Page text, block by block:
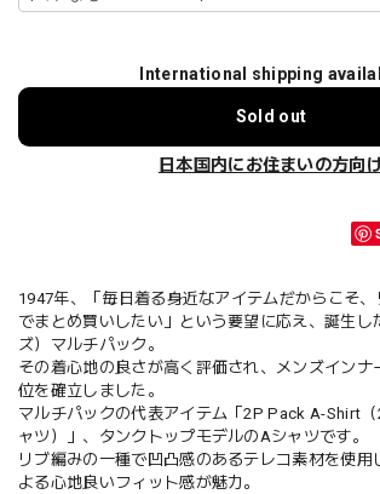
International shipping
Sold out
日本国内にお住まいの方向
1947年、「毎日着る身近なアイテムだからこそ
でまとめ買いしたい」という要望に応え、誕生し
ズ）マルチパック。
その着心地の良さが高く評価され、メンズインナ
位を確立しました。
マルチパックの代表アイテム「2P Pack A-Shirt
ャツ）」、タンクトップモデルのAシャツです。
リブ編みの一種で凹凸感のあるテレコ素材を使用
よる心地良いフィット感が魅力。